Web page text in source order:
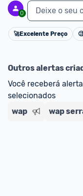
0 Deixe o seu
🚀Excelente Preço
Outros alertas
Você receberá
selecionados
wap
wap